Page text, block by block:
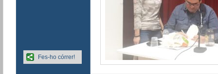
Fes-ho córrer!